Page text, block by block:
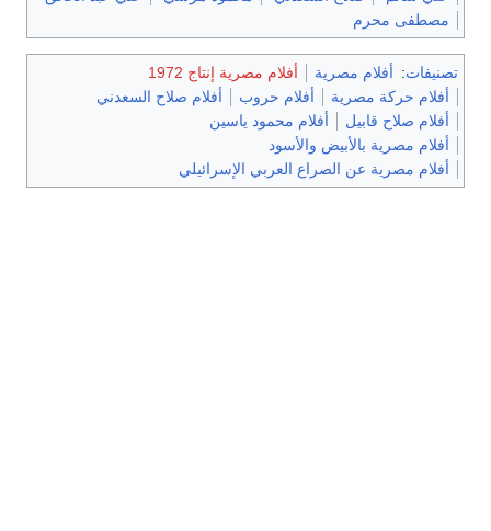
مصطفى محرم
تصنيفات: أفلام مصرية
أفلام مصرية إنتاج 1972
أفلام حركة مصرية
أفلام حروب
أفلام صلاح السعدني
أفلام صلاح قابيل
أفلام محمود ياسين
أفلام مصرية بالأبيض والأسود
أفلام مصرية عن الصراع العربي الإسرائيلي